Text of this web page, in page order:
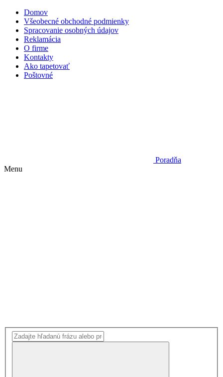
Domov
Všeobecné obchodné podmienky
Spracovanie osobných údajov
Reklamácia
O firme
Kontakty
Ako tapetovať
Poštovné
Poradňa
Menu